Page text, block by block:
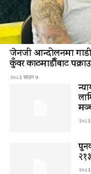
जेनजी आन्दोलनमा
कुँवर काठमाडौँबाट पक्राउ
२०८३ साउन ७